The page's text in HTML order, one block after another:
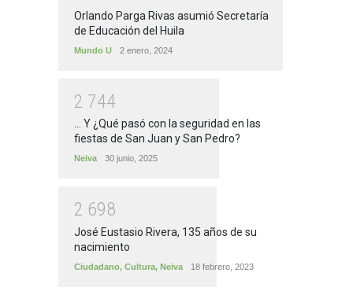
Orlando Parga Rivas asumió Secretaría
de Educación del Huila
Mundo U 2 enero, 2024
2 744
... Y ¿Qué pasó con la seguridad en las
fiestas de San Juan y San Pedro?
Neiva 30 junio, 2025
2 698
José Eustasio Rivera, 135 años de su
nacimiento
Ciudadano, Cultura, Neiva 18 febrero, 2023